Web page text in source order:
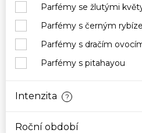
Parfémy se žlutými
Parfémy s černým
Parfémy s dračím
Parfémy s pitahayou
Intenzita ?
Roční období